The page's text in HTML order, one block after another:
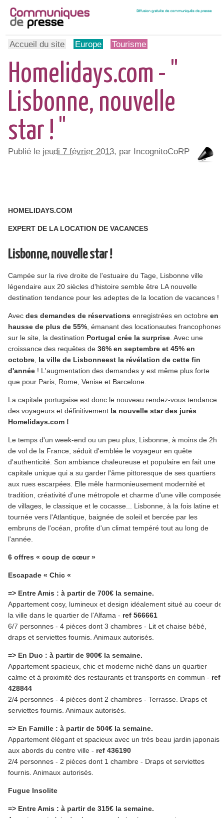
Accueil du site Europe Tourisme
Homelidays.com - "
Lisbonne, nouvelle
star ! "
Publié le jeudi 7 février 2013, par IncognitoCoRP
HOMELIDAYS.COM
EXPERT DE LA LOCATION DE VACANCES
Lisbonne, nouvelle star !
Campée sur la rive droite de l'estuaire du Tage, Lisbonne ville
légendaire aux 20 siècles d'histoire semble être LA nouvelle
destination tendance pour les adeptes de la location de vacances !
Avecdes demandes de réservations enregistrées en octobreen
hausse de plus de 55% , émanant des locationautes francophones
sur le site, la destination Portugal crée la surprise . Avec une
croissance des requêtes de 36% en septembre et 45% en
octobre la ville de Lisbonneest la révélation de cette fin
d'année ! L'augmentation des demandes y est même plus forte
que pour Paris, Rome, Venise et Barcelone.
La capitale portugaise est donc le nouveau rendez-vous tendance
des voyageurs et définitivement la nouvelle star des jurés
Homelidays.com !
Le temps d'un week-end ou un peu plus, Lisbonne, à moins de 2h
de vol de la France, séduit d'emblée le voyageur en quête
d'authenticité. Son ambiance chaleureuse et populaire en fait une
capitale unique qui a su garder l'âme pittoresque de ses quartiers
aux rues escarpées. Elle mêle harmonieusement modernité et
tradition, créativité d'une métropole et charme d'une ville composée
de villages, le classique et le cocasse... Lisbonne, à la fois latine et
tournée vers l'Atlantique, baignée de soleil et bercée par les
embruns de l'océan, profite d'un climat tempéré tout au long de
l'année.
6 offres « coup de cœur »
Escapade « Chic «
=> Entre Amis : à partir de 700€ la semaine.
Appartement cosy, lumineux et design idéalement situé au coeur de
la ville dans le quartier de l'Alfama - ref 566661
6/7 personnes - 4 pièces dont 3 chambres - Lit et chaise bébé,
draps et serviettes fournis. Animaux autorisés.
=> En Duo : à partir de 900€ la semaine.
Appartement spacieux, chic et moderne niché dans un quartier
calme et à proximité des restaurants et transports en commun - ref
428844
2/4 personnes - 4 pièces dont 2 chambres - Terrasse. Draps et
serviettes fournis. Animaux autorisés.
=> En Famille : à partir de 504€ la semaine.
Appartement élégant et spacieux avec un très beau jardin japonais
aux abords du centre ville - ref 436190
2/4 personnes - 2 pièces dont 1 chambre - Draps et serviettes
fournis. Animaux autorisés.
Fugue Insolite
=> Entre Amis : à partir de 315€ la semaine.